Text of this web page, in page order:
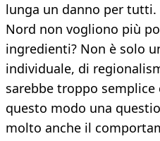
lunga un danno per tutti.
Nord non vogliono più
ingredienti? Non è solo
individuale, di
sarebbe troppo
questo modo una
molto anche il